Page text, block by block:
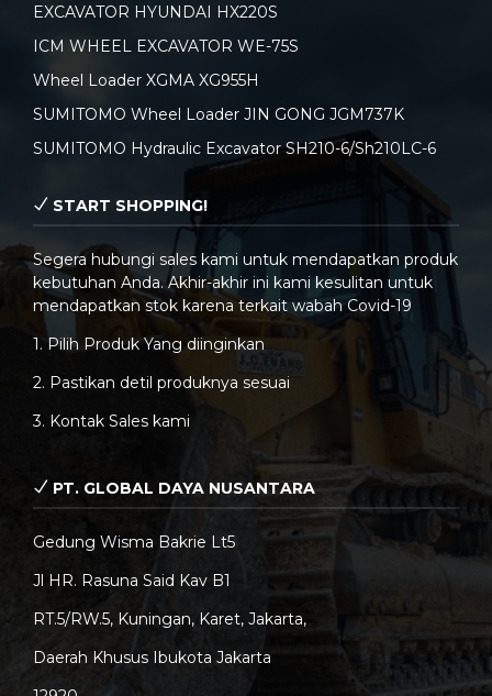
EXCAVATOR HYUNDAI HX220S
ICM WHEEL EXCAVATOR WE-75S
Wheel Loader XGMA XG955H
SUMITOMO Wheel Loader JIN GONG JGM737K
SUMITOMO Hydraulic Excavator SH210-6/Sh210LC-6
START SHOPPING!
Segera hubungi sales kami untuk mendapatkan produk
kebutuhan Anda. Akhir-akhir ini kami kesulitan untuk
mendapatkan stok karena terkait wabah Covid-19
1. Pilih Produk Yang diinginkan
2. Pastikan detil produknya sesuai
3. Kontak Sales kami
PT. GLOBAL DAYA NUSANTARA
Gedung Wisma Bakrie Lt5
Jl HR. Rasuna Said Kav B1
RT.5/RW.5, Kuningan, Karet, Jakarta,
Daerah Khusus Ibukota Jakarta